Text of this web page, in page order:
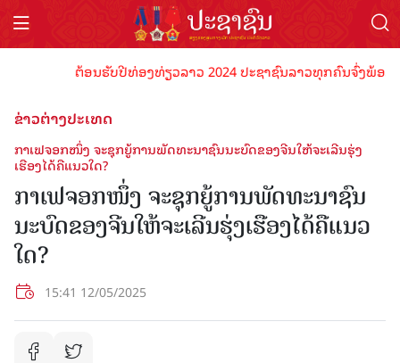
ຕ້ອນຮັບປີທ່ອງທ່ຽວລາວ 2024 ປະຊາຊົນລາວທຸກຄົນຈົ່ງພ້ອມເ
ຂ່າວຕ່າງປະເທດ
ກາ​ເຟ​ຈອກ​ໜຶ່ງ​ ຈະ​ຊຸກ​ຍູ້ການ​ພັດ​ທະ​ນາ​ຊົນ​ນະ​ບົດ​ຂອງ​ຈີນ​ໃຫ້​ຈະ​ເລີນ​ຮຸ່ງ​
ເຮືອງ​ໄດ້​ຄື​ແນວ​ໃດ?
ກາ​ເຟ​ຈອກ​ໜຶ່ງ​ ຈະ​ຊຸກ​ຍູ້ການ​ພັດ​ທະ​ນາ​ຊົນ​
ນະ​ບົດ​ຂອງ​ຈີນ​ໃຫ້​ຈະ​ເລີນ​ຮຸ່ງ​ເຮືອງ​ໄດ້​ຄື​ແນວ​
ໃດ?
15:41 12/05/2025